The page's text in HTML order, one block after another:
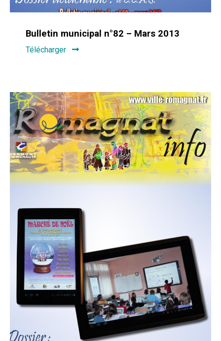
Bulletin municipal n°82 – Mars 2013
Télécharger